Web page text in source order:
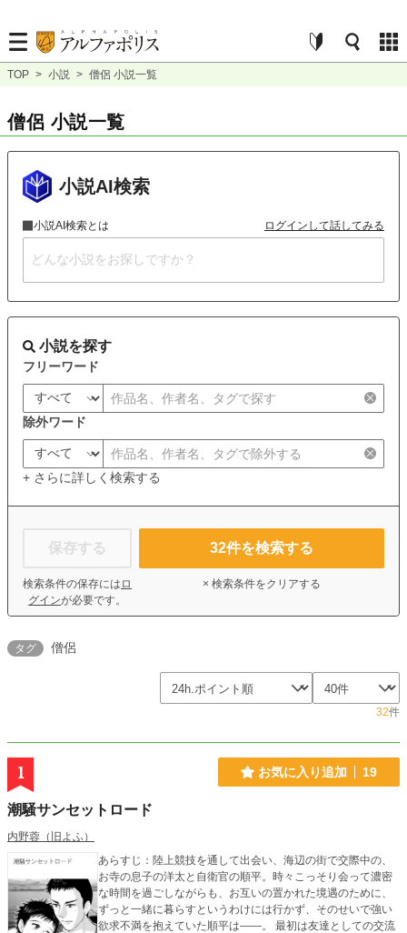
TOP > 小説 > 僧侶 小説一覧
僧侶 小説一覧
小説AI検索
小説AI検索とは ログインして話してみる
小説を探す
フリーワード
除外ワード
+ さらに詳しく検索する
保存する
検索条件の保存には ロ
グインが必要です。
32件を検索する
× 検索条件をクリアする
タグ 僧侶
32件
1 お気に入り追加 19
潮騒サンセットロード
内野蓉（旧よふ）
あらすじ：陸上競技を通して出会い、海辺の街で交際中の、
お寺の息子の洋太と自衛官の順平。時々こっそり会って濃密
な時間を過ごしながらも、お互いの置かれた境遇のために、
ずっと一緒に暮らすというわけには行かず、そのせいで強い
欲求不満を抱えていた順平は――。 最初は友達としての交流